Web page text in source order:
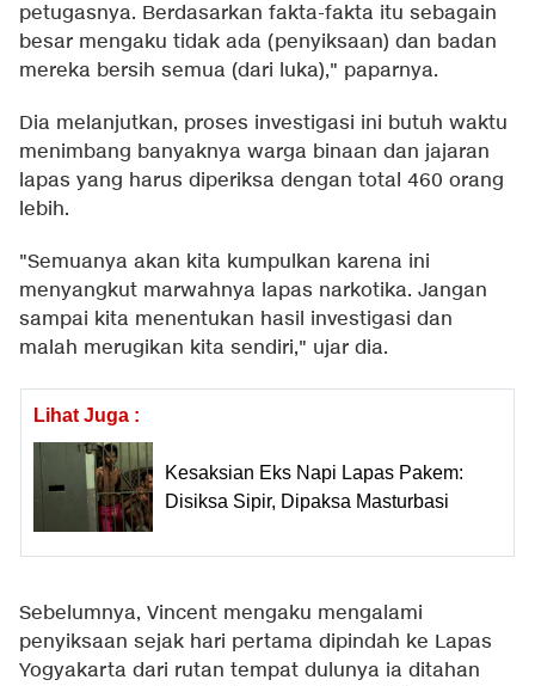
petugasnya. Berdasarkan fakta-fakta itu sebagain
besar mengaku tidak ada (penyiksaan) dan badan
mereka bersih semua (dari luka)," paparnya.
Dia melanjutkan, proses investigasi ini butuh waktu
menimbang banyaknya warga binaan dan jajaran
lapas yang harus diperiksa dengan total 460 orang
lebih.
"Semuanya akan kita kumpulkan karena ini
menyangkut marwahnya lapas narkotika. Jangan
sampai kita menentukan hasil investigasi dan
malah merugikan kita sendiri," ujar dia.
Lihat Juga :
Kesaksian Eks Napi Lapas Pakem:
Disiksa Sipir, Dipaksa Masturbasi
Sebelumnya, Vincent mengaku mengalami
penyiksaan sejak hari pertama dipindah ke Lapas
Yogyakarta dari rutan tempat dulunya ia ditahan